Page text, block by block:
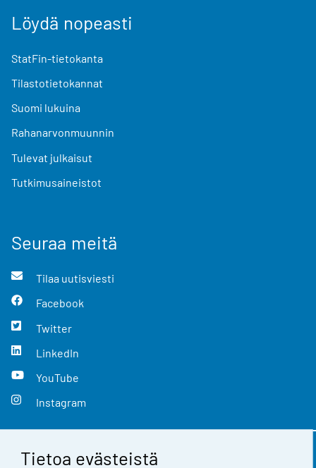
Tietoa evästeistä
Löydä nopeasti
StatFin-tietokanta
Tilastotietokannat
Suomi lukuina
Rahanarvonmuunnin
Tulevat julkaisut
Tutkimusaineistot
Seuraa meitä
Tilaa uutisviesti
Facebook
Twitter
LinkedIn
YouTube
Instagram
Yhteystiedot